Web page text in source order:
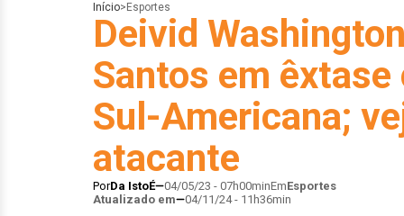
Início> Esportes
Deivid
Santos em
Sul-Americana;
atacante
PorDa IstoÉ 04/05/23 - 07h00minEmEsportes
Atualizado em
04/11/24 - 11h36min